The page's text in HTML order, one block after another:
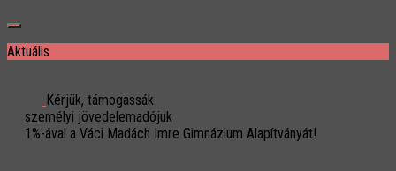
Aktuális
Kérjük, támogassák
személyi jövedelemadójuk
1%-ával a Váci Madách Imre Gimnázium Alapítványát!